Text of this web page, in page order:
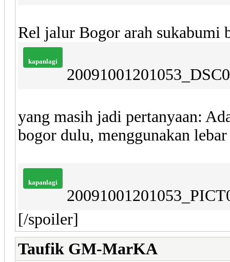
Rel jalur Bogor arah sukabumi
kapanlagi
yang masih jadi pertanyaan:
bogor dulu, menggunakan
kapanlagi
[/spoiler]
Taufik GM-MarKA